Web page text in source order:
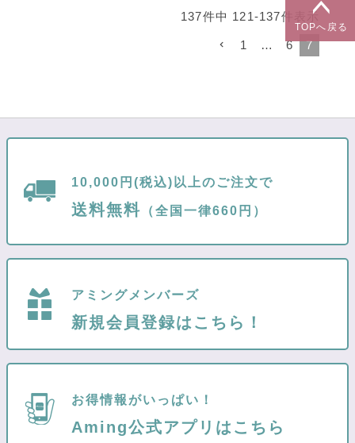
137件中 121-137件表示
1 … 6 7
TOPへ戻る
10,000円(税込)以上のご注文で
送料無料 （全国一律660円）
アミングメンバーズ
新規会員登録はこちら！
お得情報がいっぱい！
Aming公式アプリはこちら